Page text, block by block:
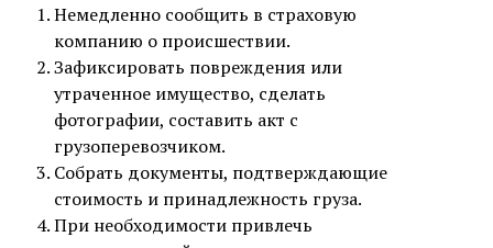
Немедленно сообщить в страховую
компанию о происшествии.
Зафиксировать повреждения или
утраченное имущество, сделать
фотографии, составить акт с
грузоперевозчиком.
Собрать документы, подтверждающие
стоимость и принадлежность груза.
При необходимости привлечь